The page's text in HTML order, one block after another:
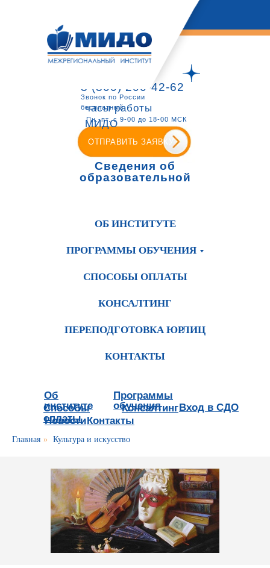
8 (800) 200-42-62
Звонок по России
бесплатный
ОТПРАВИТЬ ЗАЯВКУ
часы работы
МИДО
Пн.-пт. с 9-00 до 18-00 МСК
Сведения об
образовательной
ОБ ИНСТИТУТЕ
ПРОГРАММЫ ОБУЧЕНИЯ
СПОСОБЫ ОПЛАТЫ
КОНСАЛТИНГ
ПЕРЕПОДГОТОВКА ЮРЛИЦ
КОНТАКТЫ
Об
институте
Программы
обучения
Способы
оплаты
Консалтинг
Новости
Вход в СДО
Контакты
Главная » Культура и искусство